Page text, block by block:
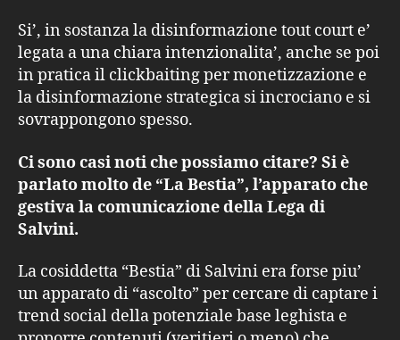
Si’, in sostanza la disinformazione tout court e’
legata a una chiara intenzionalita’, anche se poi
in pratica il clickbaiting per monetizzazione e
la disinformazione strategica si incrociano e si
sovrappongono spesso.
Ci sono casi noti che possiamo citare? Si è
parlato molto de “La Bestia”, l’apparato che
gestiva la comunicazione della Lega di
Salvini.
La cosiddetta “Bestia” di Salvini era forse piu’
un apparato di “ascolto” per cercare di captare i
trend social della potenziale base leghista e